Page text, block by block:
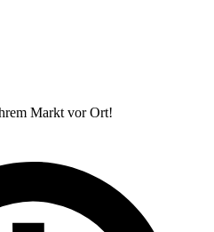
Markt vor Ort!